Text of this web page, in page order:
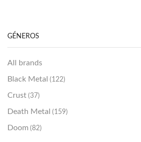
GÉNEROS
All brands
Black Metal (122)
Crust (37)
Death Metal (159)
Doom (82)